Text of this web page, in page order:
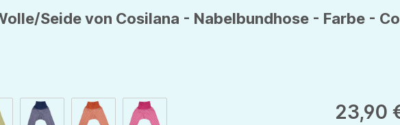
Seide von Cosilana - Nabelbundhose - Farbe -
23,90